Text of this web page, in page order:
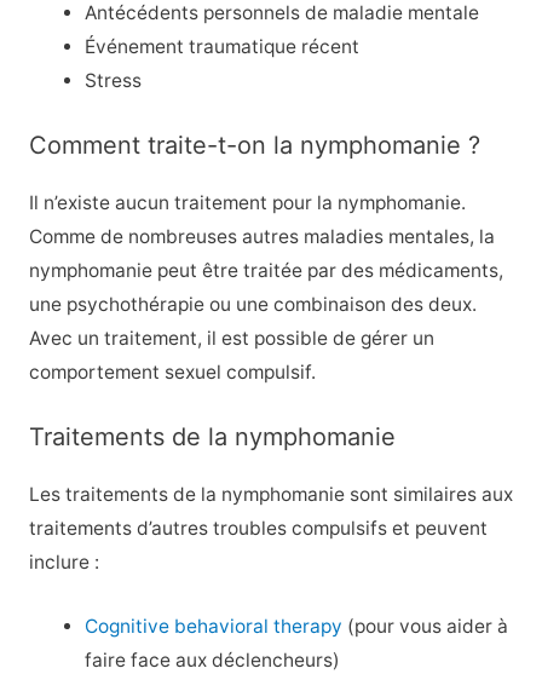
Antécédents personnels de maladie mentale
Événement traumatique récent
Stress
Comment traite-t-on la nymphomanie ?
Il n’existe aucun traitement pour la nymphomanie.
Comme de nombreuses autres maladies mentales, la
nymphomanie peut être traitée par des médicaments,
une psychothérapie ou une combinaison des deux.
Avec un traitement, il est possible de gérer un
comportement sexuel compulsif.
Traitements de la nymphomanie
Les traitements de la nymphomanie sont similaires aux
traitements d’autres troubles compulsifs et peuvent
inclure :
Cognitive behavioral therapy (pour vous aider à
faire face aux déclencheurs)